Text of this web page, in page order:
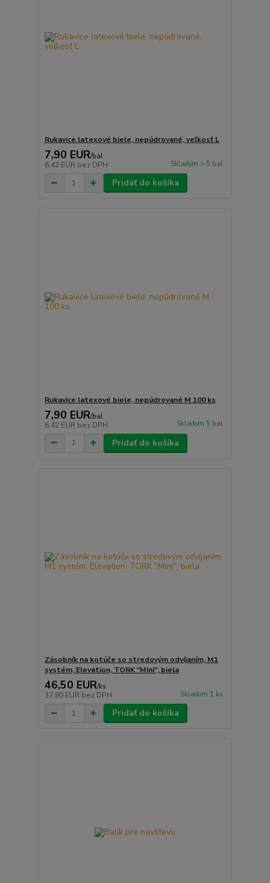
Rukavice latexové biele, nepúdrované, veľkosť L
7,90 EUR/bal
6,42 EUR bez DPH Skladom > 5 bal
Pridať do košíka
Rukavice latexové biele, nepúdrované M 100 ks
7,90 EUR/bal
6,42 EUR bez DPH Skladom 5 bal
Pridať do košíka
Zásobník na kotúče so stredovým odvíjaním, M1
systém, Elevation, TORK "Mini", biela
46,50 EUR/ks
37,80 EUR bez DPH Skladom 1 ks
Pridať do košíka